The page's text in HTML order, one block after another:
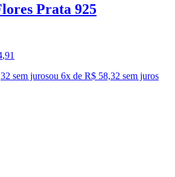
Prata 925
,91
sem jurosou 6x de R$ 58,32 sem juros